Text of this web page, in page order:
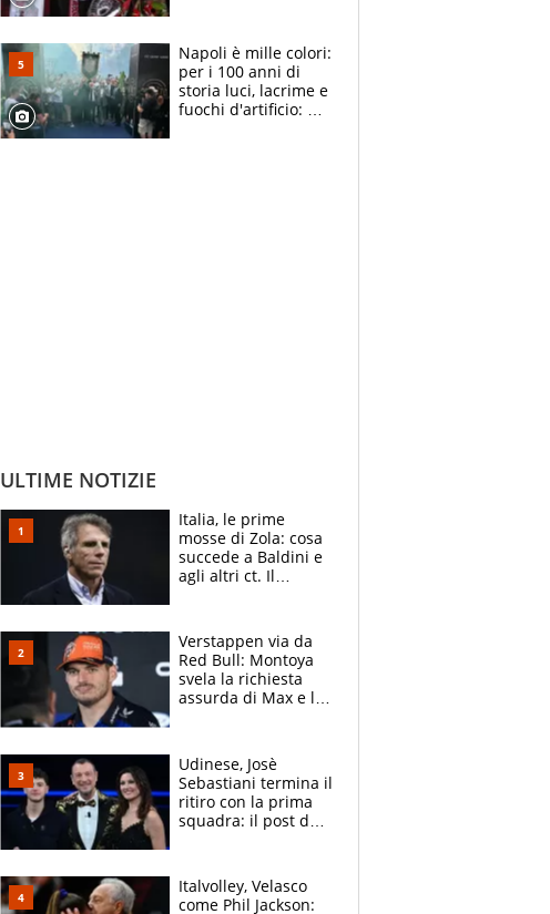
bigliettini
Napoli è mille colori:
per i 100 anni di
storia luci, lacrime e
fuochi d'artificio: De
ULTIME NOTIZIE
Italia, le prime
mosse di Zola: cosa
succede a Baldini e
agli altri ct. Il
azzurri
Verstappen via da
Red Bull: Montoya
svela la richiesta
assurda di Max e lo
McLaren siano
meglio?”
Udinese, Josè
Sebastiani termina il
ritiro con la prima
squadra: il post del
sfondo
Italvolley, Velasco
come Phil Jackson: